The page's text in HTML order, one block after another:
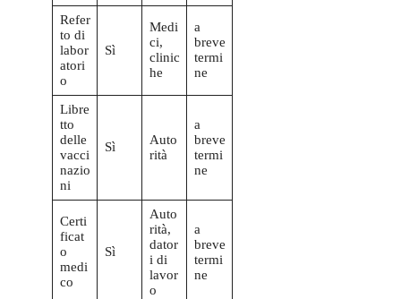
Refer
to di
labor
atori
o
Sì
Medi
ci,
clinic
he
a
breve
termi
ne
Libre
tto
delle
vacci
nazio
ni
Sì
Auto
rità
a
breve
termi
ne
Certi
ficat
o
medi
co
Sì
Auto
rità,
dator
i di
lavor
o
a
breve
termi
ne